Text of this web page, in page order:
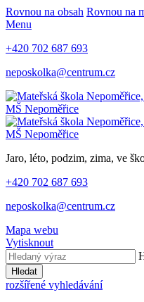
Rovnou na obsah Rovnou na
Menu
+420 702 687 693
neposkolka@centrum.cz
MŠ Nepoměřice
MŠ Nepoměřice
Jaro, léto, podzim, zima, ve
+420 702 687 693
neposkolka@centrum.cz
Mapa webu
Vytisknout
Hledat
rozšířené vyhledávání